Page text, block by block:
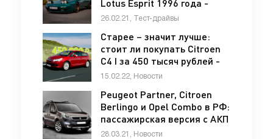
Lotus Esprit 1996 года -
«Тест-драйв»
26.02.21, Тест-драйвы
Старее – значит лучше:
стоит ли покупать Citroen
C4 I за 450 тысяч рублей -
«Citroen»
15.02.22, Новости
Peugeot Partner, Citroen
Berlingo и Opel Combo в РФ:
пассажирская версия с АКП
Aisin - «Opel»
28.03.21, Новости